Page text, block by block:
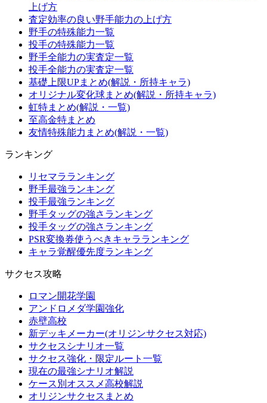
上げ方
査定効率の良い野手能力の上げ方
野手の特殊能力一覧
投手の特殊能力一覧
野手全能力の実査定一覧
投手全能力の実査定一覧
基礎上限UPまとめ(解説・所持キャラ)
オリジナル変化球まとめ(解説・所持キャラ)
虹特まとめ(解説・一覧)
至高金特まとめ
友情特殊能力まとめ(解説・一覧)
ランキング
リセマラランキング
野手最強ランキング
投手最強ランキング
野手タッグの強さランキング
投手タッグの強さランキング
PSR変換券使うべきキャラランキング
キャラ覚醒優先度ランキング
サクセス攻略
ロマン開花学園
アンドロメダ学園強化
赤壁高校
新デッキメーカー(オリジンサクセス対応)
サクセスシナリオ一覧
サクセス強化・限定ルート一覧
現在の最強シナリオ解説
ケース別オススメ高校解説
オリジンサクセスまとめ